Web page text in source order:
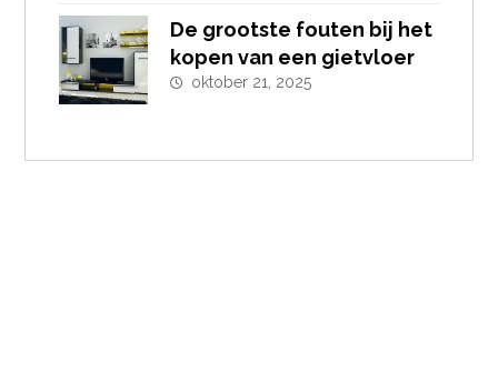
De grootste fouten bij het
kopen van een gietvloer
oktober 21, 2025